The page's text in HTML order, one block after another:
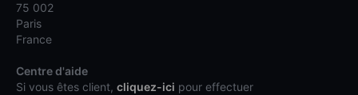
75 002
Paris
France
Centre d'aide
Si vous êtes client, cliquez-ici pour effectuer